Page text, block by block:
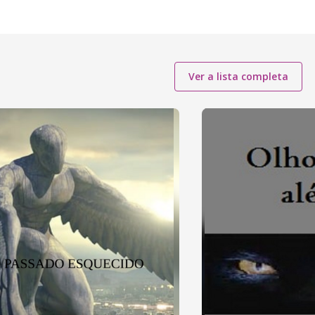
Ver a lista completa